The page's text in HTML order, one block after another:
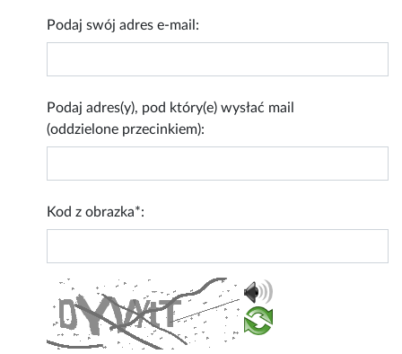
Podaj swój adres e-mail:
Podaj adres(y), pod który(e) wysłać mail
(oddzielone przecinkiem):
Kod z obrazka*: